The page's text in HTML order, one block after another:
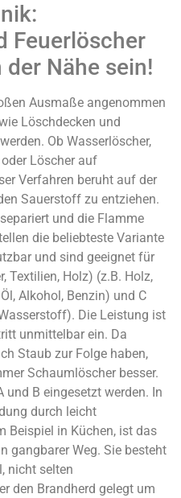
Feuerlöscher
Nähe sein!
Ausmaße angenommen
Löschdecken und
Ob Wasserlöscher,
Löscher auf
Verfahren beruht auf der
Sauerstoff zu entziehen.
und die Flamme
die beliebteste Variante
und sind geeignet für
Textilien, Holz) (z.B. Holz,
Alkohol, Benzin) und C
Die Leistung ist
unmittelbar ein. Da
Staub zur Folge haben,
Schaumlöscher besser.
und B eingesetzt werden. In
durch leicht
Beispiel in Küchen, ist das
gangbarer Weg. Sie besteht
nicht selten
den Brandherd gelegt um